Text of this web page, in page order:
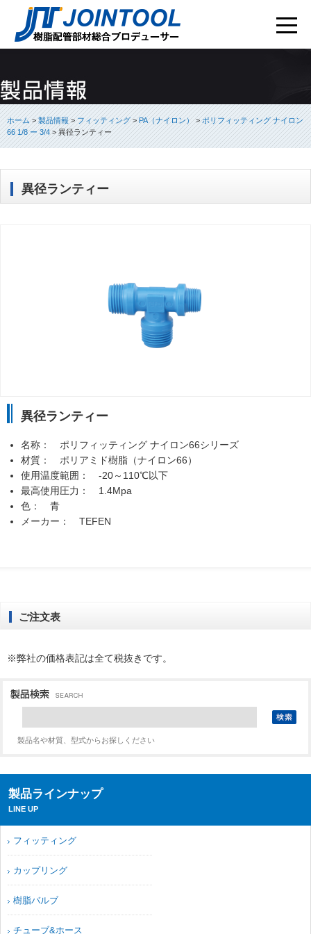
ホーム>製品情報>フィッティング>PA（ナイロン）>ポリフィッティング ナイロン
66 1/8 ー 3/4>異径ランティー
異径ランティー
異径ランティー
名称： ポリフィッティング ナイロン66シリーズ
材質： ポリアミド樹脂（ナイロン66）
使用温度範囲： -20～110℃以下
最高使用圧力： 1.4Mpa
色： 青
メーカー： TEFEN
ご注文表
※弊社の価格表記は全て税抜きです。
製品名や材質、型式からお探しください
製品ラインナップ
LINE UP
フィッティング
カップリング
樹脂バルブ
チューブ&ホース